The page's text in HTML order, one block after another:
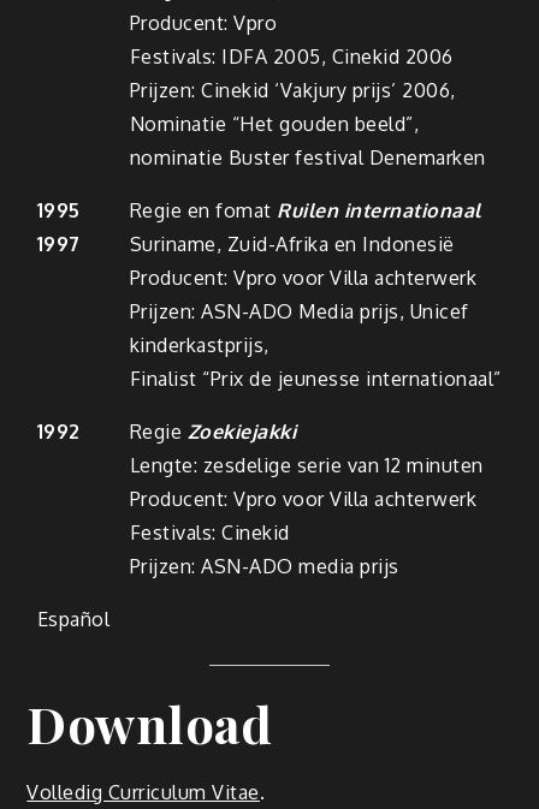
Producent: Vpro
Festivals: IDFA 2005, Cinekid 2006
Prijzen: Cinekid ‘Vakjury prijs’ 2006,
Nominatie “Het gouden beeld”,
nominatie Buster festival Denemarken
1995
1997
Regie en fomat Ruilen internationaal
Suriname, Zuid-Afrika en Indonesië
Producent: Vpro voor Villa achterwerk
Prijzen: ASN-ADO Media prijs, Unicef
kinderkastprijs,
Finalist “Prix de jeunesse internationaal”
1992 Regie Zoekiejakki
Lengte: zesdelige serie van 12 minuten
Producent: Vpro voor Villa achterwerk
Festivals: Cinekid
Prijzen: ASN-ADO media prijs
Español
Download
Volledig Curriculum Vitae.